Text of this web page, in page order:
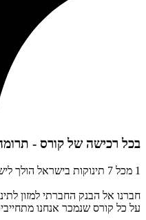
בכל רכישה של קורס -
1 מכל 7 תינוקות בישראל הולך לישון רעב.
חברנו אל הבנק החברתי למזון
על כל קורס שנמכר אנחנו